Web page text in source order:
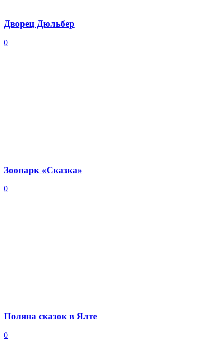
Дворец Дюльбер
0
Зоопарк «Сказка»
0
Поляна сказок в Ялте
0